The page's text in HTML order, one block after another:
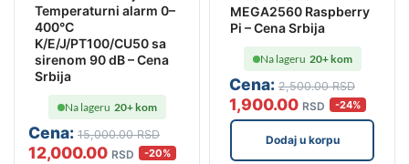
Temperaturni alarm 0–
400°C
K/E/J/PT100/CU50 sa
sirenom 90 dB – Cena
Srbija
Cena: 15,000.00 RSD
12,000.00 RSD -20%
Na lageru 20+ kom
MEGA2560 Raspberry
Pi – Cena Srbija
Cena: 2,500.00 RSD
1,900.00 RSD -24%
Na lageru 20+ kom
Dodaj u korpu